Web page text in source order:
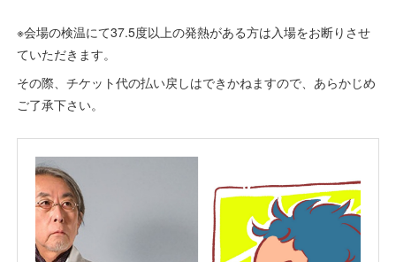
※会場の検温にて37.5度以上の発熱がある方は入場をお断りさせ
ていただきます。
その際、チケット代の払い戻しはできかねますので、あらかじめ
ご了承下さい。